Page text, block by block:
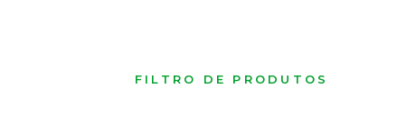
FILTRO DE PRODUTOS